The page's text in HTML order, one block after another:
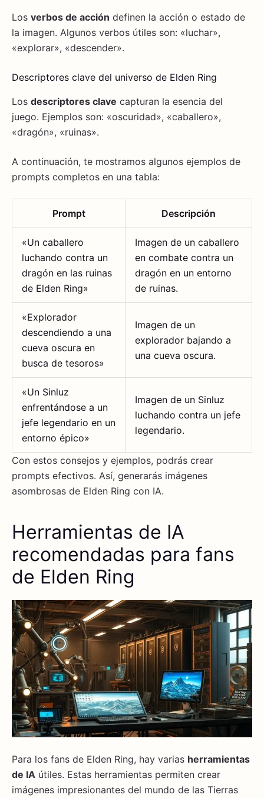
Los verbos de acción definen la acción o estado de
la imagen. Algunos verbos útiles son: «luchar»,
«explorar», «descender».
Descriptores clave del universo de Elden Ring
Los descriptores clave capturan la esencia del
juego. Ejemplos son: «oscuridad», «caballero»,
«dragón», «ruinas».
A continuación, te mostramos algunos ejemplos de
prompts completos en una tabla:
Prompt Descripción
«Un caballero
luchando contra un
dragón en las ruinas
de Elden Ring»
Imagen de un caballero
en combate contra un
dragón en un entorno
de ruinas.
«Explorador
descendiendo a una
cueva oscura en
busca de tesoros»
Imagen de un
explorador bajando a
una cueva oscura.
«Un Sinluz
enfrentándose a un
jefe legendario en un
entorno épico»
Imagen de un Sinluz
luchando contra un jefe
legendario.
Con estos consejos y ejemplos, podrás crear
prompts efectivos. Así, generarás imágenes
asombrosas de Elden Ring con IA.
Herramientas de IA
recomendadas para fans
de Elden Ring
Para los fans de Elden Ring, hay varias herramientas
de IA útiles. Estas herramientas permiten crear
imágenes impresionantes del mundo de las Tierras